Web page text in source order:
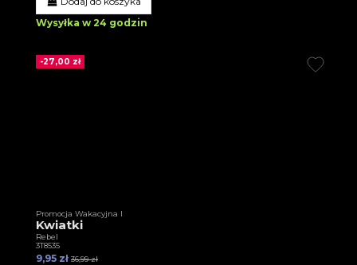
Wysyłka w 24 godzin
-27,00 zł
Promocja Wakacyjna I
Kwiatki
Rebel
3T8535
9,95 zł 36,99 zł